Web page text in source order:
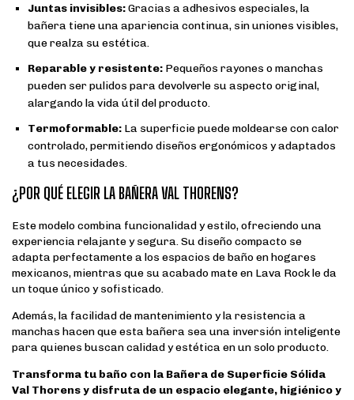
Juntas invisibles:Gracias a adhesivos especiales, la
bañera tiene una apariencia continua, sin uniones visibles,
que realza su estética.
Reparable y resistente: Pequeños rayones o manchas
pueden ser pulidos para devolverle su aspecto original,
alargando la vida útil del producto.
Termoformable: La superficie puede moldearse con calor
controlado, permitiendo diseños ergonómicos y adaptados
a tus necesidades.
¿POR QUÉ ELEGIR LA BAÑERA VAL THORENS?
Este modelo combina funcionalidad y estilo, ofreciendo una
experiencia relajante y segura. Su diseño compacto se
adapta perfectamente a los espacios de baño en hogares
mexicanos, mientras que su acabado mate en Lava Rock le da
un toque único y sofisticado.
Además, la facilidad de mantenimiento y la resistencia a
manchas hacen que esta bañera sea una inversión inteligente
para quienes buscan calidad y estética en un solo producto.
Transforma tu baño con la Bañera de Superficie Sólida
Val Thorens y disfruta de un espacio elegante, higiénico y